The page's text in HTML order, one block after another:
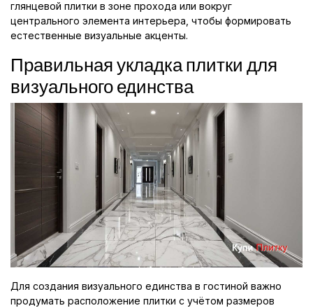
глянцевой плитки в зоне прохода или вокруг
центрального элемента интерьера, чтобы формировать
естественные визуальные акценты.
Правильная укладка плитки для
визуального единства
Для создания визуального единства в гостиной важно
продумать расположение плитки с учётом размеров